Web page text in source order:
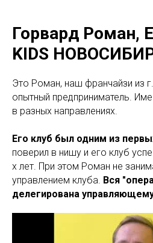
Горвард Роман,
KIDS
Это Роман, наш франчайзи из
опытный предприниматель.
в разных направлениях.
Его клуб был одним из
поверил в нишу и его клуб
х лет. При этом Роман не
управлением клуба. Вся
делегирована